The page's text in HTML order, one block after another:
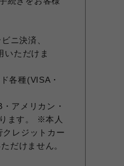
ニ決済、
ただけま
各種(VISA・
アメリカン・
ます。 ※本人
レジットカー
だけません。